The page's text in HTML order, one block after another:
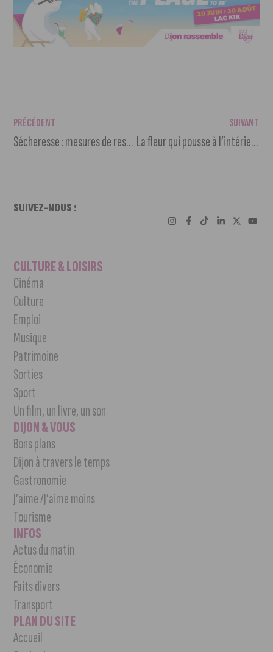
PRÉCÉDENT
Sécheresse : mesures de restriction d’eau à compter du 12 septembre 2016
SUIVANT
La fleur qui pousse à l’intérieur : une librairie salon de thé à Dijon
SUIVEZ-NOUS :
CULTURE & LOISIRS
Cinéma
Culture
Emploi
Musique
Patrimoine
Sorties
Sport
Un film, un livre, un son
DIJON & VOUS
Bons plans
Dijon à travers le temps
Gastronomie
J’aime /J’aime moins
Tourisme
INFOS
Actus du matin
Économie
Faits divers
Transport
PLAN DU SITE
Accueil